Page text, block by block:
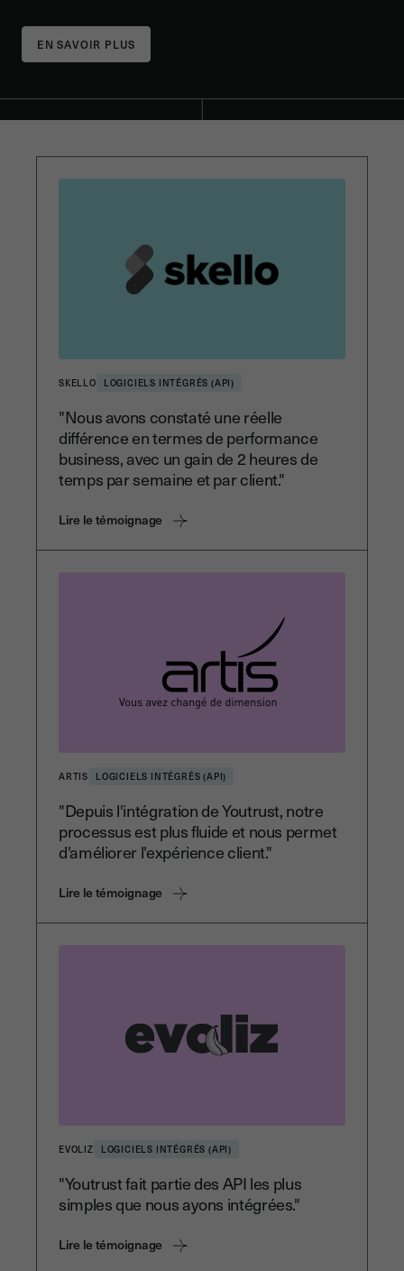
EN SAVOIR PLUS
SKELLO LOGICIELS INTÉGRÉS (API)
"Nous avons constaté une réelle
différence en termes de performance
business, avec un gain de 2 heures de
temps par semaine et par client."
Lire le témoignage
ARTIS LOGICIELS INTÉGRÉS (API)
"Depuis l'intégration de Youtrust, notre
processus est plus fluide et nous permet
d'améliorer l'expérience client."
Lire le témoignage
EVOLIZ LOGICIELS INTÉGRÉS (API)
"Youtrust fait partie des API les plus
simples que nous ayons intégrées."
Lire le témoignage